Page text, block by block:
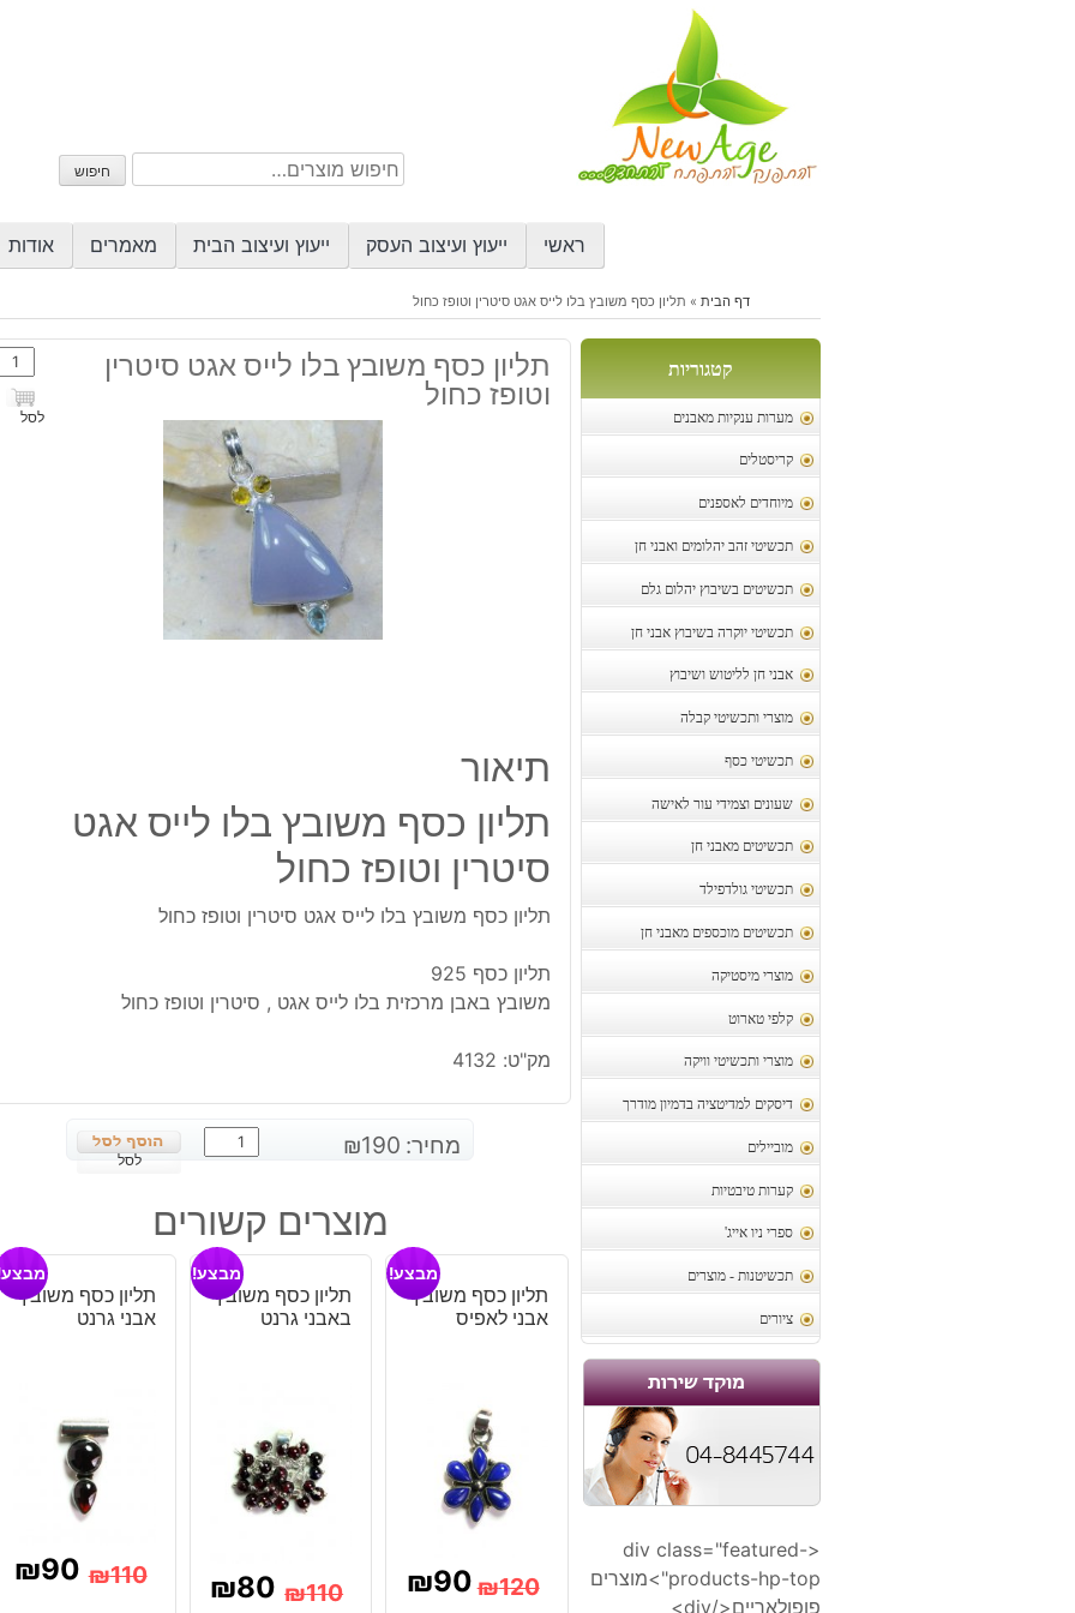
חיפוש
עבור:
חיפוש
ראשי ייעוץ ועיצוב העסק ייעוץ ועיצוב הבית מאמרים אודות
דף הבית » תליון כסף משובץ בלו לייס אגט סיטרין וטופז כחול
קטגוריות
מערות ענקיות מאבנים
קריסטלים
מיוחדים לאספנים
תכשיטי זהב יהלומים ואבני חן
תכשיטים בשיבוץ יהלום גלם
תכשיטי יוקרה בשיבוץ אבני חן
אבני חן לליטוש ושיבוץ
מוצרי ותכשיטי קבלה
תכשיטי כסף
שעונים וצמידי עור לאישה
תכשיטים מאבני חן
תכשיטי גולדפילד
תכשיטים מוכספים מאבני חן
מוצרי מיסטיקה
קלפי טארוט
מוצרי ותכשיטי וויקה
דיסקים למדיטציה בדמיון מודרך
מוביילים
קערות טיבטיות
ספרי ניו אייג'
תכשיטנות - מוצרים
ציורים
<div class="featured-
products-hp-top">מוצרים
פופולאריים</div>
תליון כסף משובץ בלו לייס אגט סיטרין
וטופז כחול
של
תליון
לסל
תיאור
תליון כסף משובץ בלו לייס אגט
סיטרין וטופז כחול
תליון כסף משובץ בלו לייס אגט סיטרין וטופז כחול
תליון כסף 925
משובץ באבן מרכזית בלו לייס אגט , סיטרין וטופז כחול
מק"ט: 4132
מחיר: ₪190
כמות
של
כסף
משובץ
בלו
לייס
לסל
מוצרים קשורים
תליון כסף משובץ
אבני לאפיס
מבצע!
₪120
₪90
תליון כסף משובץ
באבני גרנט
מבצע!
₪110
₪80
תליון כסף משובץ
אבני גרנט
₪110
₪90